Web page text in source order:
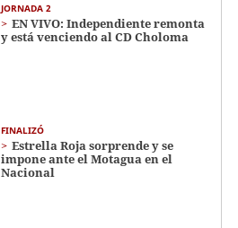
JORNADA 2
EN VIVO: Independiente remonta
y está venciendo al CD Choloma
FINALIZÓ
Estrella Roja sorprende y se
impone ante el Motagua en el
Nacional